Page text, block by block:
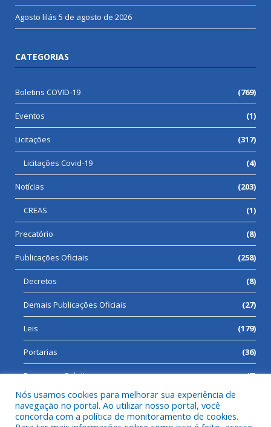
Agosto lilás 5 de agosto de 2026
CATEGORIAS
Boletins COVID-19 (769)
Eventos (1)
Licitações (317)
Licitações Covid-19 (4)
Notícias (203)
CREAS (1)
Precatório (8)
Publicações Oficiais (258)
Decretos (8)
Demais Publicações Oficiais (27)
Leis (179)
Portarias (36)
Processos Seletivos (7)
Nós usamos cookies para melhorar sua experiência de
navegação no portal. Ao utilizar nosso portal, você
concorda com a política de monitoramento de cookies.